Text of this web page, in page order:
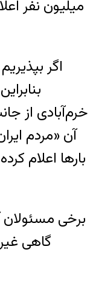
خرم‌آبادی از
آن «مردم
بارها اعلام
برخی
گاهی